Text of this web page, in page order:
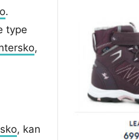
.
type
,
, kan